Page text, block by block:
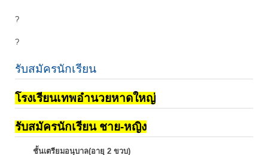
?
?
รับสมัครนักเรียน
โรงเรียนเทพอำนวยหาดใหญ่
รับสมัครนักเรียน ชาย-หญิง
ชั้นเตรียมอนุบาล(อายุ 2 ขวบ)